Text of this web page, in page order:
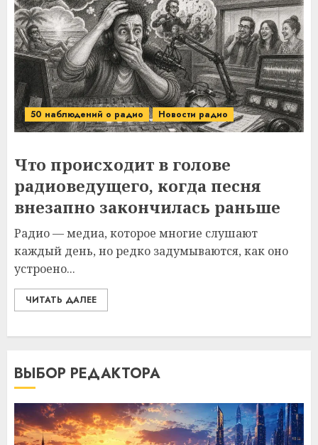
50 наблюдений о радио Новости радио
Что происходит в голове
радиоведущего, когда песня
внезапно закончилась раньше
Радио — медиа, которое многие слушают
каждый день, но редко задумываются, как оно
устроено...
ЧИТАТЬ ДАЛЕЕ
ВЫБОР РЕДАКТОРА